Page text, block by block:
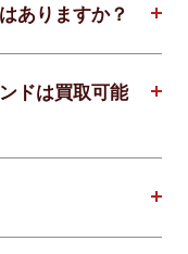
ありますか？
ドは買取可能